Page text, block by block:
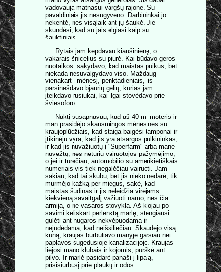
vadovauja matnasui vargšų rajone. Su
pavaldiniais jis nesugyveno. Darbininkai jo
nekentė, nes visąlaik ant jų šaukė. Jie
skundėsi, kad su jais elgiasi kaip su
šauktiniais.
Rytais jam kepdavau kiaušinienę, o
vakarais šnicelius su piurė. Kai būdavo geros
nuotaikos, sakydavo, kad maistas puikus, bet
niekada nesuvalgydavo viso. Maždaug
vienąkart į mėnesį, penktadieniais, jis
parsinešdavo bjaurių gėlių, kurias jam
įteikdavo rusiukai, kai ilgai stovėdavo prie
šviesoforo.
Naktį susapnavau, kad aš 40 m. moteris ir
man prasidėjo skausmingos mėnesinės su
kraujoplūdžiais, kad staiga baigėsi tamponai ir
įtikinėju vyra, kad jis yra atsargos pulkininkas,
ir kad jis nuvažiuotų į "Superfarm" arba mane
nuvežtų, nes neturiu vairuotojos pažymėjimo,
o jei ir turėčiau, automobilio su amerikietiškais
numeriais vis tiek negalėčiau vairuoti. Jam
sakiau, kad tai skubu, bet jis nieko nedarė, tik
murmėjo kažką per miegus, sakė, kad
maistas šūdinas ir jis neleidžia virėjams
kiekvieną savaitgalį važiuoti namo, nes čia
armija, o ne vasaros stovykla. Aš klojau po
savimi keliskart perlenktą marlę, stengiausi
gulėti ant nugaros nekvėpuodama ir
nejudėdama, kad neišsiliečiau. Skaudėjo visą
kūną, kraujas burbuliavo manyje garsiau nei
paplavos sugedusioje kanalizacijoje. Kraujas
liejosi mano klubais ir kojomis, purškė ant
pilvo. Ir marlė pasidarė panaši į lipalą,
prisisiurbusį prie plaukų ir odos.